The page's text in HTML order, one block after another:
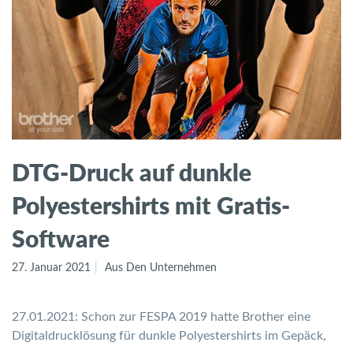
DTG-Druck auf dunkle
Polyestershirts mit Gratis-
Software
27. Januar 2021 Aus Den Unternehmen
27.01.2021: Schon zur FESPA 2019 hatte Brother eine
Digitaldrucklösung für dunkle Polyestershirts im Gepäck,